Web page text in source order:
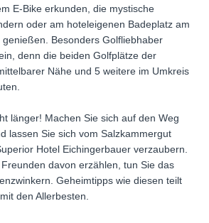
E-Bike erkunden, die mystische
oder am hoteleigenen Badeplatz am
Besonders Golfliebhaber
denn die beiden Golfplätze der
Nähe und 5 weitere im Umkreis
länger! Machen Sie sich auf den Weg
lassen Sie sich vom Salzkammergut
Hotel Eichingerbauer verzaubern.
davon erzählen, tun Sie das
Geheimtipps wie diesen teilt
den Allerbesten.